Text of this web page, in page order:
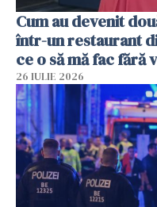
Cum au devenit
într-un restaurant
ce o să mă fac fără
26 IULIE 2026